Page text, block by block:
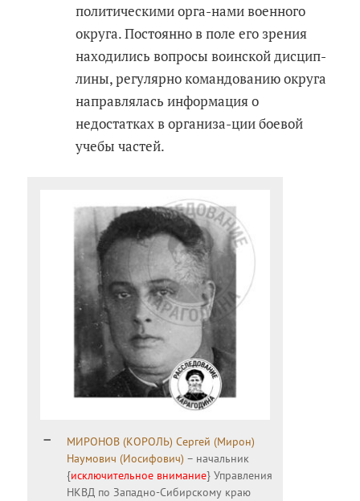
политическими орга-нами военного
округа. Постоянно в поле его зрения
находились вопросы воинской дисцип-
лины, регулярно командованию округа
направлялась информация о
недостатках в организа-ции боевой
учебы частей.
МИРОНОВ (КОРОЛЬ) Сергей (Мирон)
Наумович (Иосифович) – начальник
{исключительное внимание} Управления
НКВД по Западно-Сибирскому краю